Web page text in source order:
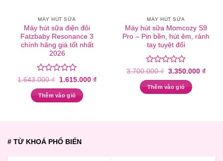
MÁY HÚT SỮA
Máy hút sữa điện đôi
Fatzbaby Resonance 3
chính hãng giá tốt nhất
2026
Được
xếp
hạng
0
1.643.000₫
Giá
là:
1.643.000 ₫.
1.615.000 ₫Giá
Thêm vào giỏ
MÁY HÚT SỮA
Máy hút sữa Momcozy S9
Pro – Pin bền, hút êm, rảnh
tay tuyệt đối
Được
xếp
hạng
0
3.700.000₫ Giá
là:
3.700.000 ₫.
3.350.000 ₫Giá
Thêm vào giỏ
# TỪ KHOÁ PHỔ BIẾN